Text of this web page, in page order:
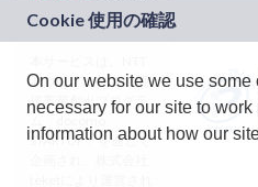
ドコモグループの新
規事業創出プログラ
ム「docomo
STARTUP」を通じて
On our website we use
necessary for our site to
information about how our